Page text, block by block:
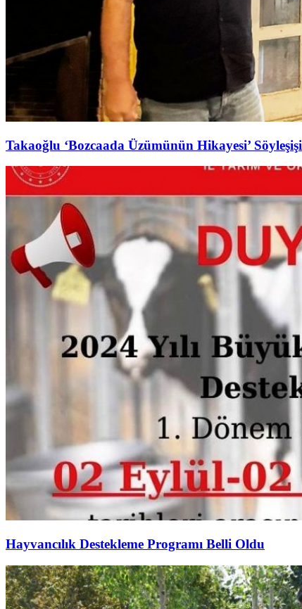
Takaoğlu ‘Bozcaada Üzümünün Hikayesi’ Söyleşişi
Hayvancılık Destekleme Programı Belli Oldu